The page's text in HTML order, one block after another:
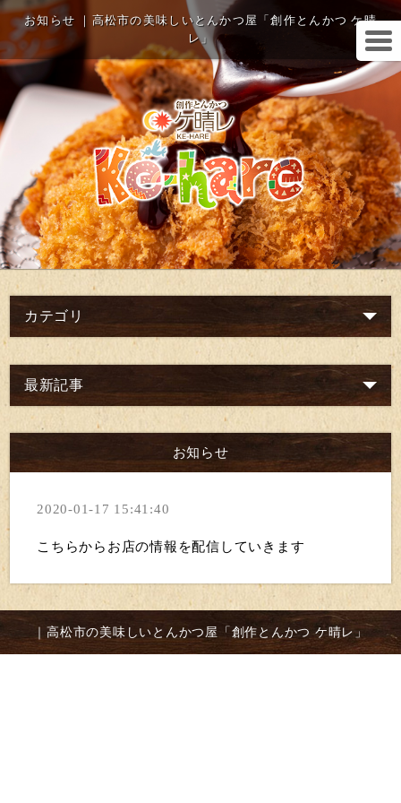
お知らせ ｜高松市の美味しいとんかつ屋「創作とんかつ ケ晴
レ」
カテゴリ
最新記事
お知らせ
2020-01-17 15:41:40
こちらからお店の情報を配信していきます
｜高松市の美味しいとんかつ屋「創作とんかつ ケ晴レ」